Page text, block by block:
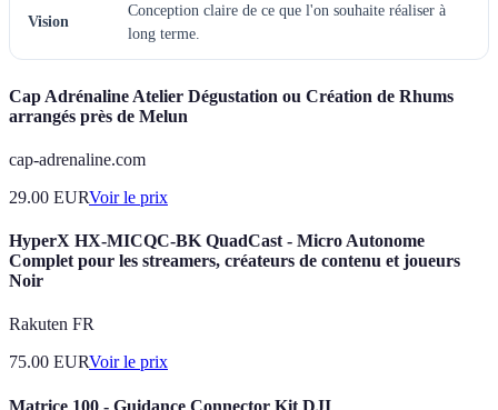
Vision
Conception claire de ce que l'on souhaite réaliser à
long terme.
Cap Adrénaline Atelier Dégustation ou Création de Rhums
arrangés près de Melun
cap-adrenaline.com
29.00 EURVoir le prix
HyperX HX-MICQC-BK QuadCast - Micro Autonome
Complet pour les streamers, créateurs de contenu et joueurs
Noir
Rakuten FR
75.00 EURVoir le prix
Matrice 100 - Guidance Connector Kit DJI